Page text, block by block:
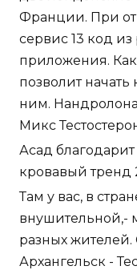
Франции. При
сервис 13 код
приложения. Как
позволит
ним.
Микс
Асад
кровавый тренд
Там у вас, в
внушительной,-
разных
Архангельск -